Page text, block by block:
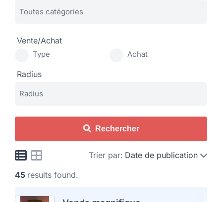
Vente/Achat
Type Achat
Radius
Rechercher
Trier par: Date de publication
45 results found.